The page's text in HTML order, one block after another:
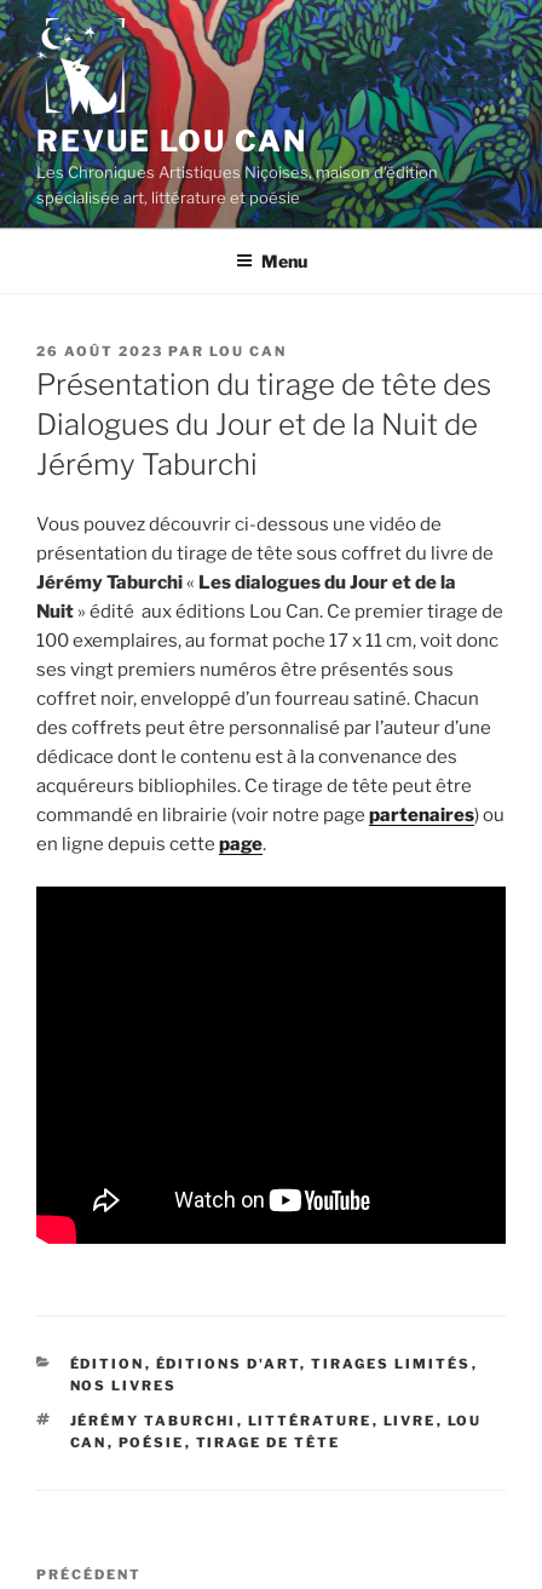
Aller
au
contenu
principal
REVUE LOU CAN
Les Chroniques Artistiques Niçoises, maison d'édition
spécialisée art, littérature et poésie
Menu
PUBLIÉ
LE
26 AOÛT 2023 PAR LOU CAN
Présentation du tirage de tête des
Dialogues du Jour et de la Nuit de
Jérémy Taburchi
Vous pouvez découvrir ci-dessous une vidéo de
présentation du tirage de tête sous coffret du livre de
Jérémy Taburchi« Les dialogues du Jour et de la
Nuit » édité aux éditions Lou Can. Ce premier tirage de
100 exemplaires, au format poche 17 x 11 cm, voit donc
ses vingt premiers numéros être présentés sous
coffret noir, enveloppé d’un fourreau satiné. Chacun
des coffrets peut être personnalisé par l’auteur d’une
dédicace dont le contenu est à la convenance des
acquéreurs bibliophiles. Ce tirage de tête peut être
commandé en librairie (voir notre page partenaires) ou
en ligne depuis cette page.
CATÉGORIES
ÉDITION , ÉDITIONS D'ART, TIRAGES LIMITÉS ,
NOS LIVRES
ÉTIQUETTES
JÉRÉMY TABURCHI , LITTÉRATURE , LIVRE , LOU
CAN , POÉSIE , TIRAGE DE TÊTE
Navigation
Article
PRÉCÉDENT